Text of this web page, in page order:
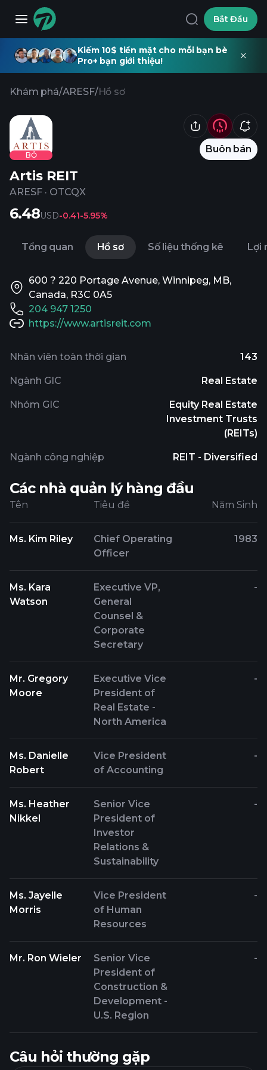
Bắt Đầu
Kiếm 10$ tiền mặt cho mỗi bạn bè
Pro+ bạn giới thiệu!
Khám phá/ARESF/Hồ sơ
BỎ
Buôn bán
Artis REIT
ARESF · OTCQX
6.48USD-0.41-5.95%
Tổng quan Hồ sơ Số liệu thống kê Lợi
600 ? 220 Portage Avenue, Winnipeg, MB,
Canada, R3C 0A5
204 947 1250
https://www.artisreit.com
Nhân viên toàn thời gian 143
Ngành GIC Real Estate
Nhóm GIC
Equity Real Estate
Investment Trusts
(REITs)
Ngành công nghiệp REIT - Diversified
Các nhà quản lý hàng đầu
Tên Tiêu đề Năm Sinh
Ms. Kim Riley
Chief Operating
Officer
1983
Ms. Kara
Watson
Executive VP,
General
Counsel &
Corporate
Secretary
-
Mr. Gregory
Moore
Executive Vice
President of
Real Estate -
North America
-
Ms. Danielle
Robert
Vice President
of Accounting
-
Ms. Heather
Nikkel
Senior Vice
President of
Investor
Relations &
Sustainability
-
Ms. Jayelle
Morris
Vice President
of Human
Resources
-
Mr. Ron Wieler
Senior Vice
President of
Construction &
Development -
U.S. Region
-
Câu hỏi thường gặp